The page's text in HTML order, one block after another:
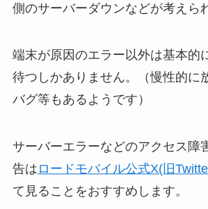
側のサーバーダウンなどが考えら
端末が原因のエラー以外は基本的
待つしかありません。（慢性的に
バグ等もあるようです）
サーバーエラーなどのアクセス障
告は ロードモバイル公式X(旧
て見ることをおすすめします。